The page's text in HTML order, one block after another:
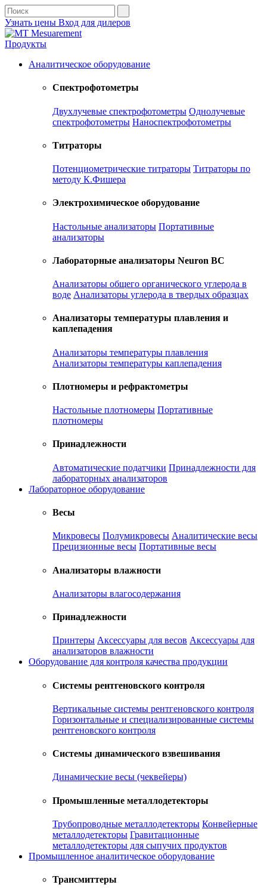
Узнать цены Вход для дилеров
Продукты
Аналитическое оборудование
Спектрофотометры
Двухлучевые спектрофотометры Однолучевые
спектрофотометры Наноспектрофотометры
Титраторы
Потенциометрические титраторы Титраторы по
методу К.Фишера
Электрохимическое оборудование
Настольные анализаторы Портативные
анализаторы
Лабораторные анализаторы Neuron BC
Анализаторы общего органического углерода в
воде Анализаторы углерода в твердых образцах
Анализаторы температуры плавления и
каплепадения
Анализаторы температуры плавления
Анализаторы температуры каплепадения
Плотномеры и рефрактометры
Настольные плотномеры Портативные
плотномеры
Принадлежности
Автоматические податчики Принадлежности для
лабораторных анализаторов
Лабораторное оборудование
Весы
Микровесы Полумикровесы Аналитические весы
Прецизионные весы Портативные весы
Анализаторы влажности
Анализаторы влагосодержания
Принадлежности
Принтеры Аксессуары для весов Аксессуары для
анализаторов влажности
Оборудование для контроля качества продукции
Системы рентгеновского контроля
Вертикальные системы рентгеновского контроля
Горизонтальные и специализированные системы
рентгеновского контроля
Системы динамического взвешивания
Динамические весы (чеквейеры)
Промышленные металлодетекторы
Трубопроводные металлодетекторы Конвейерные
металлодетекторы Гравитационные
металлодетекторы для сыпучих продуктов
Промышленное аналитическое оборудование
Трансмиттеры